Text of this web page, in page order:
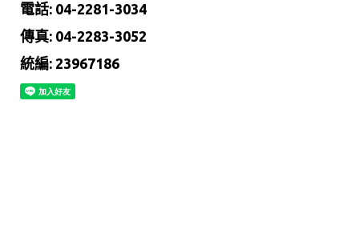
電話: 04-2281-3034
傳真: 04-2283-3052
統編: 23967186